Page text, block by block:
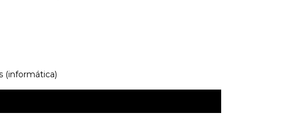
(informática)